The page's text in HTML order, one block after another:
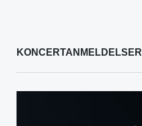
KONCERTANMELDELSER